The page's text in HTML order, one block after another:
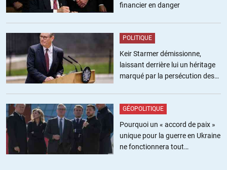
financier en danger
POLITIQUE
Keir Starmer démissionne,
laissant derrière lui un héritage
marqué par la persécution des
GÉOPOLITIQUE
Pourquoi un « accord de paix »
unique pour la guerre en Ukraine
ne fonctionnera tout